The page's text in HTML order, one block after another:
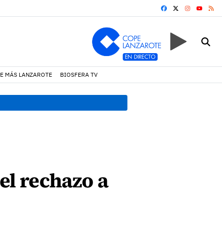
FACEBOOK
YOUTUBE
MÁS LANZAROTE BIOSFERA TV
rechazo a